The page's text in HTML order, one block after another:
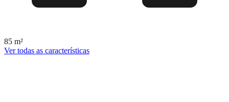
85 m²
Ver todas as características